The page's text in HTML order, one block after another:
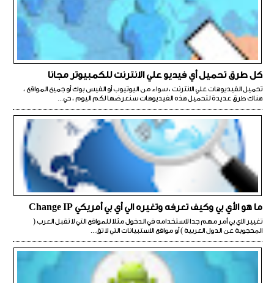
كل طرق تحميل أي فيديو علي الانترنت للكمبيوتر مجانا
تحميل الفيديوهات علي الانترنت ، سواء من اليوتيوب أو الفيس بوك أو جميع المواقع ،
هناك طرق عديدة لتحميل هذه الفيديوهات سنعرضها لكم اليوم ، حي...
ما هو الأي بي وكيف تعرفه وتغيره الي أي بي أمريكي Change IP
تغيير الاي بي أمر مهم جدا لاستخدامه في الدخول مثلا للمواقع التي لا تقبل العرب (
المحجوبة عن الدول العربية ) أو مواقع الاستبيانات التي لا تق...